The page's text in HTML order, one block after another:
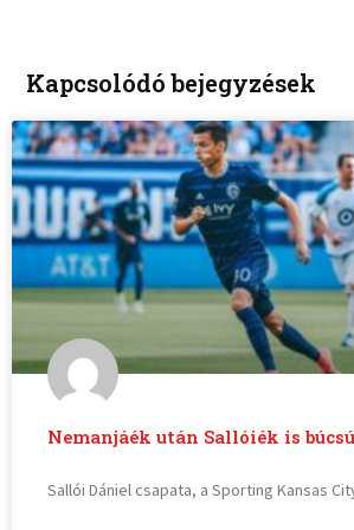
Kapcsolódó bejegyzések
Nemanjáék után Sallóiék is
Sallói Dániel csapata, a Sporting Kansas